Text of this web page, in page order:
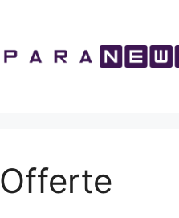
Offerte